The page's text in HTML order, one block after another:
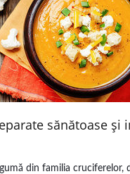
sănătoase şi
din familia cruciferelor,